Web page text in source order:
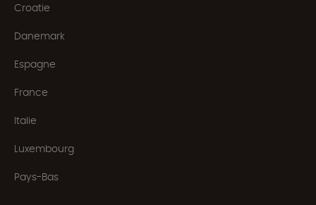
Croatie
Danemark
Espagne
France
Italie
Luxembourg
Pays-Bas